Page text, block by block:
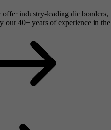
industry-leading die
our 40+ years of experience in